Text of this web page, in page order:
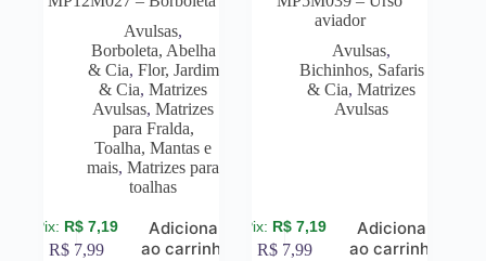
Avulsas,
Borboleta, Abelha
& Cia, Flor, Jardim
& Cia,Matrizes
Avulsas,Matrizes
para Fralda,
Toalha, Mantas e
mais,Matrizes para
toalhas
R$ 7,19
R$ 7,99
Adicionar
ao carrinho
aviador
Avulsas,
Bichinhos, Safaris
& Cia,Matrizes
Avulsas
R$ 7,19
R$ 7,99
Adicionar
ao carrinho